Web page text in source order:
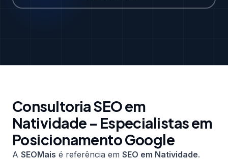
Consultoria SEO em
Natividade – Especialistas em
Posicionamento Google
A SEOMais é referência em SEO em Natividade.